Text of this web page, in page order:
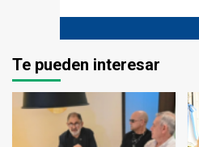
Te pueden interesar